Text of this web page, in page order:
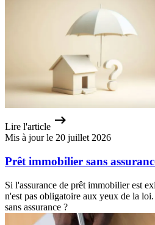
Lire l'article
Mis à jour le 20 juillet 2026
Prêt immobilier sans
Si l'assurance de prêt immobilier est
n'est pas obligatoire aux yeux de la
sans assurance ?